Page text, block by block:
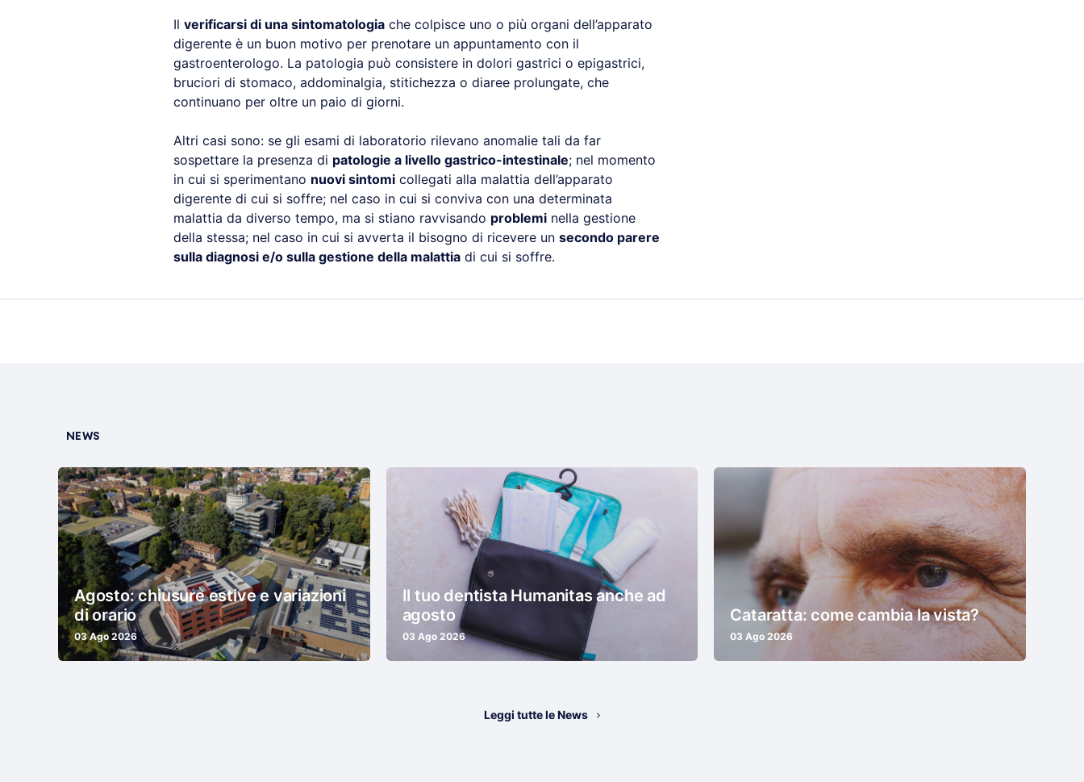
Il verificarsi di una sintomatologiache colpisce uno o più organi dell’apparato
digerente è un buon motivo per prenotare un appuntamento con il
gastroenterologo. La patologia può consistere in dolori gastrici o epigastrici,
bruciori di stomaco, addominalgia, stitichezza o diaree prolungate, che
continuano per oltre un paio di giorni.
Altri casi sono: se gli esami di laboratorio rilevano anomalie tali da far
sospettare la presenza di patologie a livello gastrico-intestinale; nel momento
in cui si sperimentano nuovi sintomicollegati alla malattia dell’apparato
digerente di cui si soffre; nel caso in cui si conviva con una determinata
malattia da diverso tempo, ma si stiano ravvisando probleminella gestione
della stessa; nel caso in cui si avverta il bisogno di ricevere un secondo parere
sulla diagnosi e/o sulla gestione della malattiadi cui si soffre.
NEWS
Agosto: chiusure estive e variazioni
di orario
03 Ago 2026
Il tuo dentista Humanitas anche ad
agosto
03 Ago 2026
Cataratta: come cambia la vista?
03 Ago 2026
Leggi tutte le News